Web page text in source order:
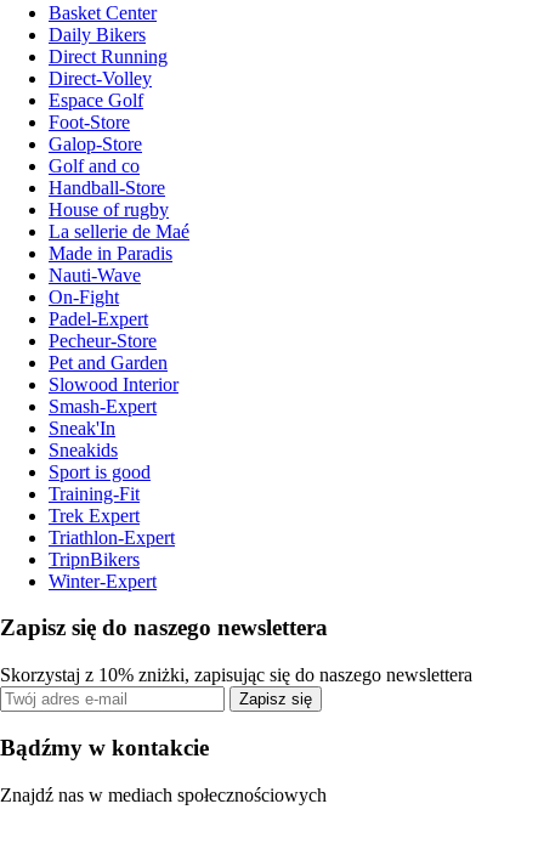
Basket Center
Daily Bikers
Direct Running
Direct-Volley
Espace Golf
Foot-Store
Galop-Store
Golf and co
Handball-Store
House of rugby
La sellerie de Maé
Made in Paradis
Nauti-Wave
On-Fight
Padel-Expert
Pecheur-Store
Pet and Garden
Slowood Interior
Smash-Expert
Sneak'In
Sneakids
Sport is good
Training-Fit
Trek Expert
Triathlon-Expert
TripnBikers
Winter-Expert
Zapisz się do naszego newslettera
Skorzystaj z 10% zniżki, zapisując się do naszego newslettera
Zapisz się
Bądźmy w kontakcie
Znajdź nas w mediach społecznościowych